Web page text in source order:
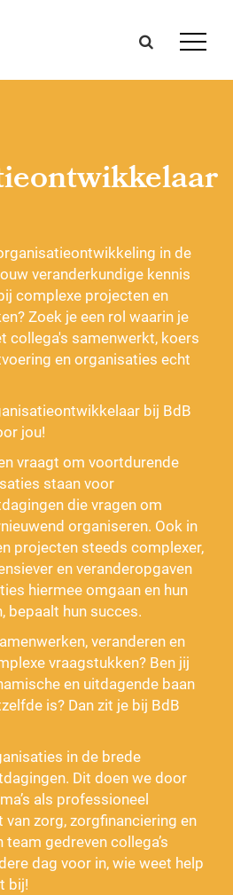
in de
veranderkundige kennis
complexe projecten en
Zoek je een rol waarin je
collega's samenwerkt, koers
en organisaties echt
bij BdB
jou!
vraagt om voortdurende
staan voor
die vragen om
organiseren. Ook in
projecten steeds complexer,
en veranderopgaven
hiermee omgaan en hun
bepaalt hun succes.
veranderen en
vraagstukken? Ben jij
en uitdagende baan
is? Dan zit je bij BdB
in de brede
Dit doen we door
als professioneel
zorg, zorgfinanciering en
gedreven collega’s
dag voor in, wie weet help
bij!